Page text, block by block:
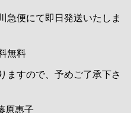
急便にて即日発送いたしま
無料
ますので、予めご了承下さ
原惠子